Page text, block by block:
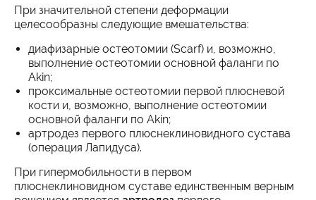
При значительной степени деформации
целесообразны следующие вмешательства:
диафизарные ocтеoтoмии (Scarf) и, возможно,
выполнение остеотомии основной фаланги по
Akin;
проксимальные остеотомии первой плюсневой
кости и, возможно, выполнение остеотомии
основной фаланги по Akin;
aртродез первого плюснеклиновидного сустава
(операция Лапидуса).
При гипермобильности в первом
плюснеклиновидном суставе единственным верным